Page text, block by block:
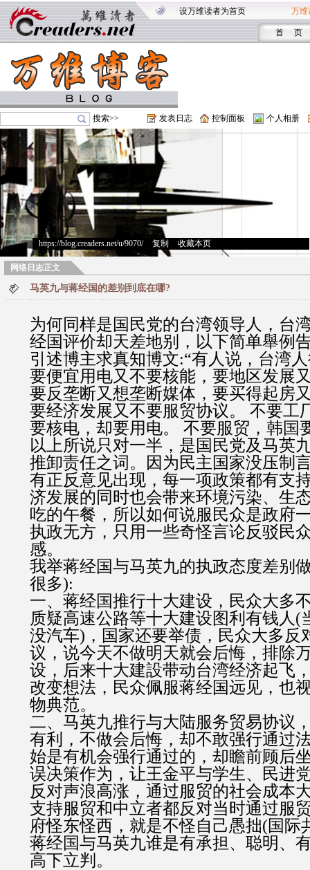
设万维读者为首页 万维
首 页
搜索>> 发表日志 控制面板 个人相册
https://blog.creaders.net/u/9070/> 复制 收藏本页
网络日志正文
马英九与蒋经国的差别到底在哪?
为何同样是国民党的台湾领导人，台
经国评价却天差地别，以下简单舉例
引述博主求真知博文:“有人说，台湾
要便宜用电又不要核能，要地区发展
要反垄断又想垄断媒体，要买得起房
要经济发展又不要服贸协议。 不要工
要核电，却要用电。 不要服贸，韩国
以上所说只对一半，是国民党及马英
推卸责任之词。因为民主国家没压制
有正反意见出现，每一项政策都有支
济发展的同时也会带来环境污染、生
吃的午餐，所以如何说服民众是政府
执政无方，只用一些奇怪言论反驳民
感。
我举蒋经国与马英九的执政态度差别
很多):
一、蒋经国推行十大建设，民众大多
质疑高速公路等十大建设图利有钱人(
没汽车)，国家还要举债，民众大多反
议，说今天不做明天就会后悔，排除
设，后来十大建設带动台湾经济起飞
改变想法，民众佩服蒋经国远见，也
物典范。
二、马英九推行与大陆服务贸易协议
有利，不做会后悔，却不敢强行通过
始是有机会强行通过的，却瞻前顾后
误决策作为，让王金平与学生、民进
反对声浪高涨，通过服贸的社会成本
支持服贸和中立者都反对当时通过服
府怪东怪西，就是不怪自己愚拙(国际
蒋经国与马英九谁是有承担、聪明、
高下立判。